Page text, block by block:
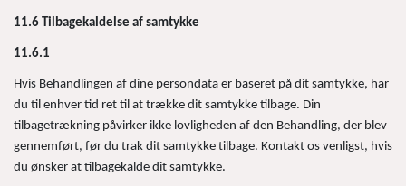
11.6 Tilbagekaldelse af samtykke
11.6.1
Hvis Behandlingen af dine persondata er baseret på dit samtykke, har
du til enhver tid ret til at trække dit samtykke tilbage. Din
tilbagetrækning påvirker ikke lovligheden af den Behandling, der blev
gennemført, før du trak dit samtykke tilbage. Kontakt os venligst, hvis
du ønsker at tilbagekalde dit samtykke.